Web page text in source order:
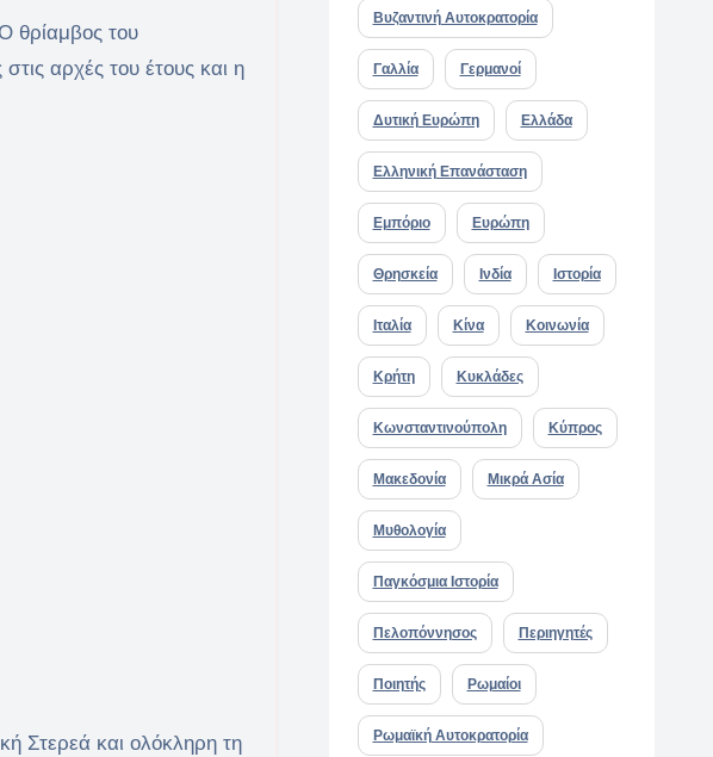
αρχές του έτους και η
Στερεά και ολόκληρη τη
Βυζαντινή Αυτοκρατορία
Γαλλία Γερμανοί
Δυτική Ευρώπη Ελλάδα
Ελληνική Επανάσταση
Εμπόριο Ευρώπη
Θρησκεία Ινδία Ιστορία
Ιταλία Κίνα Κοινωνία
Κρήτη Κυκλάδες
Κωνσταντινούπολη Κύπρος
Μακεδονία Μικρά Ασία
Μυθολογία
Παγκόσμια Ιστορία
Πελοπόννησος Περιηγητές
Ποιητής Ρωμαίοι
Ρωμαϊκή Αυτοκρατορία